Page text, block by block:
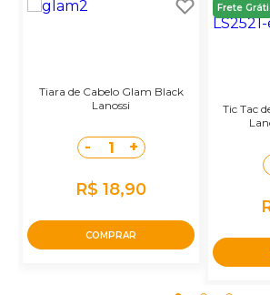
Tiara de Cabelo Glam Black
Lanossi
- 1 +
R$ 18,90
COMPRAR
Frete
Tic Tac